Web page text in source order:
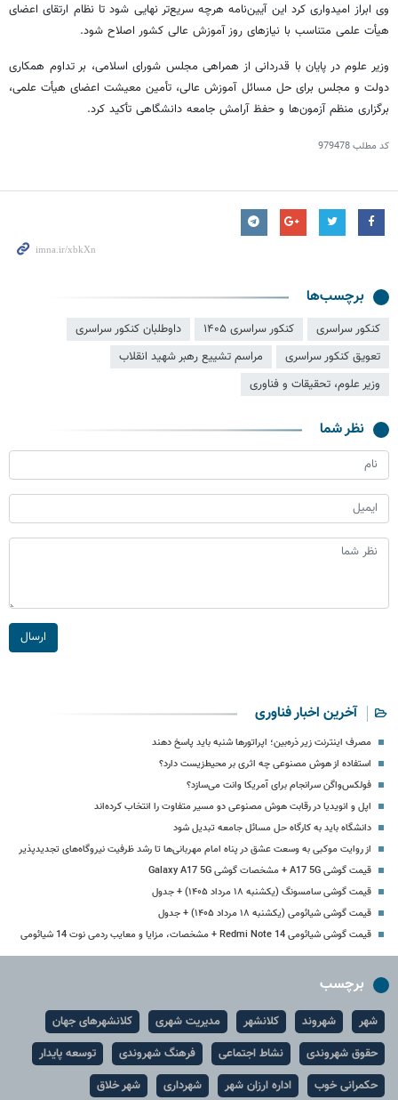
وی ابراز امیدواری کرد این آیین‌نامه هرچه سریع‌تر نهایی شود تا نظام ارتقای اعضای
هیأت علمی متناسب با نیازهای روز آموزش عالی کشور اصلاح شود.
وزیر علوم در پایان با قدردانی از همراهی مجلس شورای اسلامی، بر تداوم همکاری
دولت و مجلس برای حل مسائل آموزش عالی، تأمین معیشت اعضای هیأت علمی،
برگزاری منظم آزمون‌ها و حفظ آرامش جامعه دانشگاهی تأکید کرد.
کد مطلب979478
برچسب‌ها
کنکور سراسری کنکور سراسری ۱۴۰۵
داوطلبان کنکور سراسری
تعویق کنکور سراسری
مراسم تشییع رهبر شهید انقلاب
وزیر علوم، تحقیقات و فناوری
نظر شما
ارسال
آخرین اخبار فناوری
مصرف اینترنت زیر ذره‌بین؛ اپراتورها شنبه باید پاسخ دهند
استفاده از هوش مصنوعی چه اثری بر محیط‌زیست دارد؟
فولکس‌واگن سرانجام برای آمریکا وانت می‌سازد؟
اپل و انویدیا در رقابت هوش مصنوعی دو مسیر متفاوت را انتخاب کرده‌اند
دانشگاه باید به کارگاه حل مسائل جامعه تبدیل شود
از روایت موکبی به وسعت عشق در پناه امام مهربانی‌ها تا رشد ظرفیت نیروگاه‌های تجدیدپذیر
قیمت گوشی A17 5G + مشخصات گوشی Galaxy A17 5G
قیمت گوشی سامسونگ (یکشنبه ۱۸ مرداد ۱۴۰۵) + جدول
قیمت گوشی شیائومی (یکشنبه ۱۸ مرداد ۱۴۰۵) + جدول
قیمت گوشی شیائومی Redmi Note 14 + مشخصات، مزایا و معایب ردمی نوت 14 شیائومی
برچسب
شهر شهروند کلانشهر مدیریت شهری
کلانشهرهای جهان
حقوق شهروندی
نشاط اجتماعی فرهنگ شهروندی
توسعه پایدار
حکمرانی خوب
اداره ارزان شهر شهرداری شهر خلاق